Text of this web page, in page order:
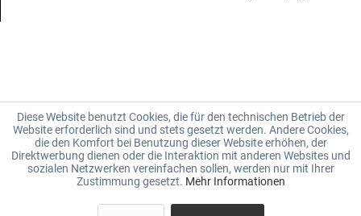
Diese Website benutzt Cookies, die für den technischen Betrieb der
Website erforderlich sind und stets gesetzt werden. Andere Cookies,
die den Komfort bei Benutzung dieser Website erhöhen, der
Direktwerbung dienen oder die Interaktion mit anderen Websites und
sozialen Netzwerken vereinfachen sollen, werden nur mit Ihrer
Zustimmung gesetzt. Mehr Informationen